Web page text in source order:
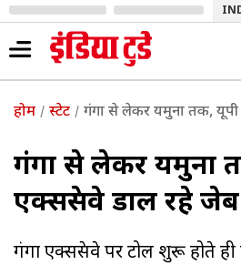
होम स्टेट गंगा से लेकर यमुना तक, यूपी के
गंगा से लेकर यमुना
एक्सप्रेसवे डाल रहे
गंगा एक्सप्रेसवे पर टोल शुरू होते